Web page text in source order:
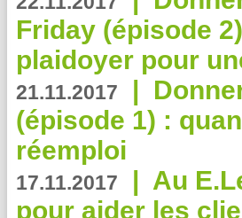
Friday (épisode
plaidoyer pour
21.11.2017 |
(épisode 1) :
réemploi
17.11.2017 | Au
pour aider les